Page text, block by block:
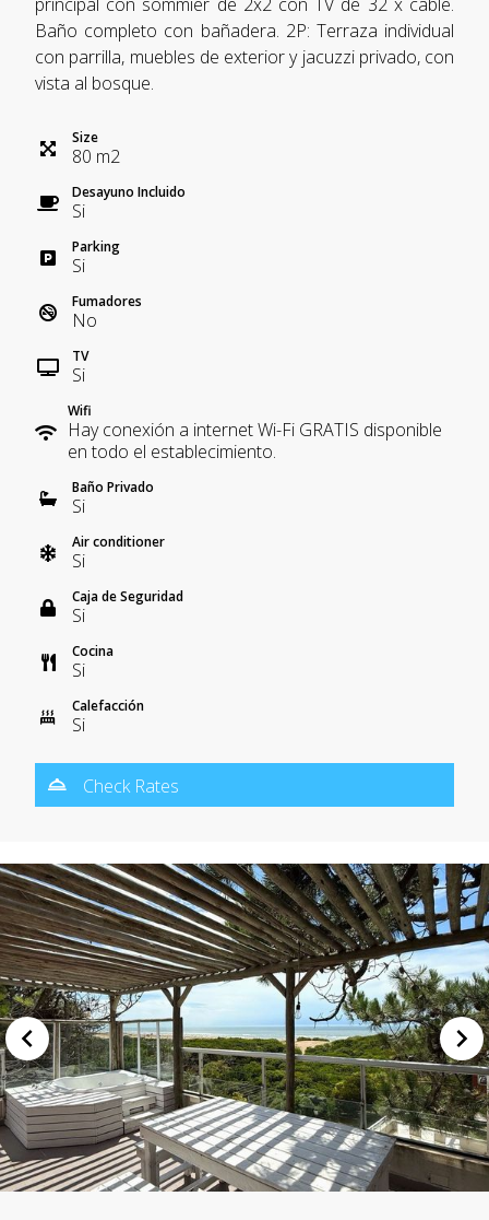
Baño completo con bañadera. 2P: Terraza individual
con parrilla, muebles de exterior y jacuzzi privado, con
vista al bosque.
Size
80 m2
Desayuno Incluido
Si
Parking
Si
Fumadores
No
TV
Si
Wifi
Hay conexión a internet Wi-Fi GRATIS disponible
en todo el establecimiento.
Baño Privado
Si
Air conditioner
Si
Caja de Seguridad
Si
Cocina
Si
Calefacción
Si
Check Rates